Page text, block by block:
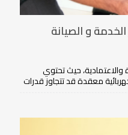
و الصيانة
والاعتمادية، حيث تحتوي
معقدة قد تتجاوز قدرات